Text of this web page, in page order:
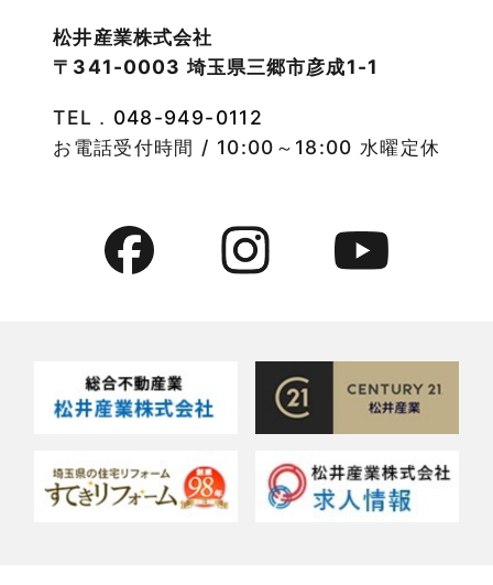
物件検索
物件特集
竹ノ塚店-ブログ
貸倉庫・その他
貸店舗活用事例
賃貸物件
2022年9月
2022年8月
2022年6月
2022年3月
2022年2月
松井産業株式会社
〒341-0003 埼玉県三郷市彦成1-1
TEL． 048-949-0112
お電話受付時間 / 10:00～18:00 水曜定休